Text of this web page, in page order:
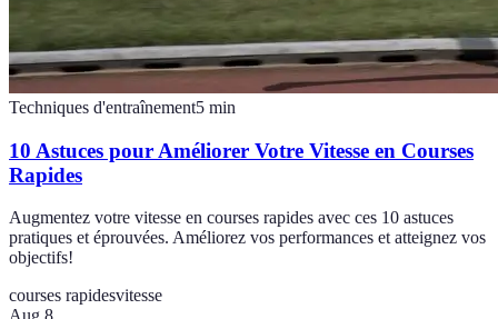
Techniques d'entraînement5 min
10 Astuces pour Améliorer Votre Vitesse en Courses
Rapides
Augmentez votre vitesse en courses rapides avec ces 10 astuces
pratiques et éprouvées. Améliorez vos performances et atteignez vos
objectifs!
courses rapidesvitesse